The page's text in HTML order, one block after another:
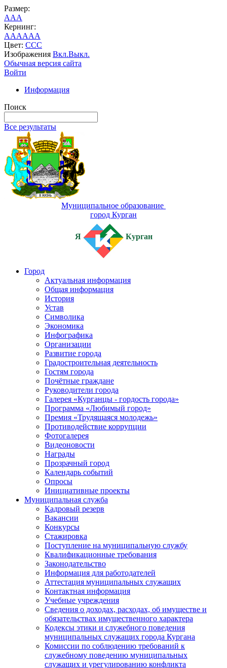
Размер:
AAA
Кернинг:
AAAAAA
Цвет: CCC
Изображения Вкл.Выкл.
Обычная версия сайта
Войти
Информация
Поиск
Все результаты
Муниципальное образование
город Курган
Я Курган
Город
Актуальная информация
Общая информация
История
Устав
Символика
Экономика
Инфографика
Организации
Развитие города
Градостроительная деятельность
Гостям города
Почётные граждане
Руководители города
Галерея «Курганцы - гордость города»
Программа «Любимый город»
Премия «Трудящаяся молодежь»
Противодействие коррупции
Фотогалерея
Видеоновости
Награды
Прозрачный город
Календарь событий
Опросы
Инициативные проекты
Муниципальная служба
Кадровый резерв
Вакансии
Конкурсы
Стажировка
Поступление на муниципальную службу
Квалификационные требования
Законодательство
Информация для работодателей
Аттестация муниципальных служащих
Контактная информация
Учебные учреждения
Сведения о доходах, расходах, об имуществе и
обязательствах имущественного характера
Кодексы этики и служебного поведения
муниципальных служащих города Кургана
Комиссии по соблюдению требований к
служебному поведению муниципальных
служащих и урегулированию конфликта